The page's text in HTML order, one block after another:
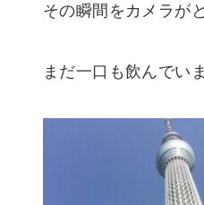
その瞬間をカメラが
まだ一口も飲んでい